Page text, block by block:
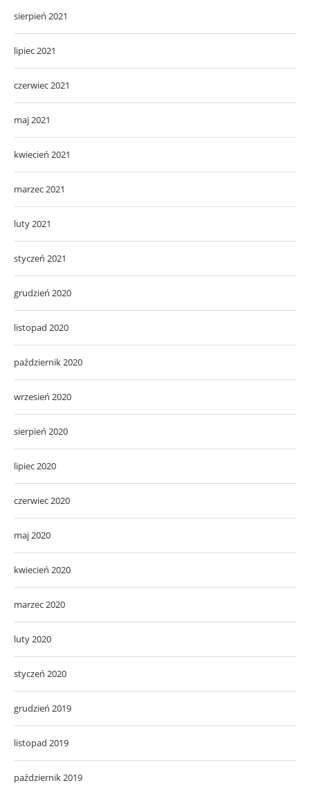
sierpień 2021
lipiec 2021
czerwiec 2021
maj 2021
kwiecień 2021
marzec 2021
luty 2021
styczeń 2021
grudzień 2020
listopad 2020
październik 2020
wrzesień 2020
sierpień 2020
lipiec 2020
czerwiec 2020
maj 2020
kwiecień 2020
marzec 2020
luty 2020
styczeń 2020
grudzień 2019
listopad 2019
październik 2019